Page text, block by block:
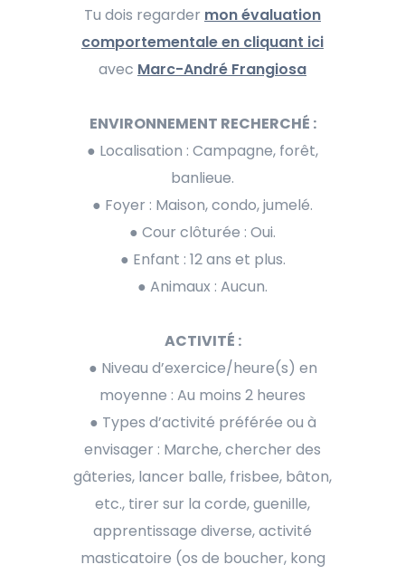
Tu dois regarder mon évaluation
comportementale en cliquant ici
avec Marc-André Frangiosa
ENVIRONNEMENT RECHERCHÉ :
● Localisation : Campagne, forêt,
banlieue.
● Foyer : Maison, condo, jumelé.
● Cour clôturée : Oui.
● Enfant : 12 ans et plus.
● Animaux : Aucun.
ACTIVITÉ :
● Niveau d’exercice/heure(s) en
moyenne : Au moins 2 heures
● Types d’activité préférée ou à
envisager : Marche, chercher des
gâteries, lancer balle, frisbee, bâton,
etc., tirer sur la corde, guenille,
apprentissage diverse, activité
masticatoire (os de boucher, kong